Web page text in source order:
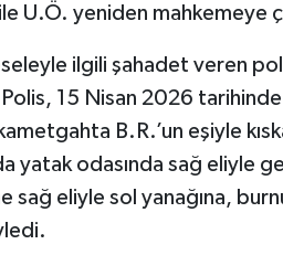
U.Ö. yeniden mahkemeye
ilgili şahadet veren
15 Nisan 2026
B.R.’un eşiyle
yatak odasında sağ eliyle
sağ eliyle sol yanağına,